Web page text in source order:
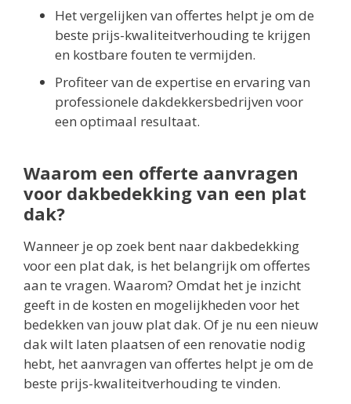
Het vergelijken van offertes helpt je om de
beste prijs-kwaliteitverhouding te krijgen
en kostbare fouten te vermijden.
Profiteer van de expertise en ervaring van
professionele dakdekkersbedrijven voor
een optimaal resultaat.
Waarom een offerte aanvragen
voor dakbedekking van een plat
dak?
Wanneer je op zoek bent naar dakbedekking
voor een plat dak, is het belangrijk om offertes
aan te vragen. Waarom? Omdat het je inzicht
geeft in de kosten en mogelijkheden voor het
bedekken van jouw plat dak. Of je nu een nieuw
dak wilt laten plaatsen of een renovatie nodig
hebt, het aanvragen van offertes helpt je om de
beste prijs-kwaliteitverhouding te vinden.